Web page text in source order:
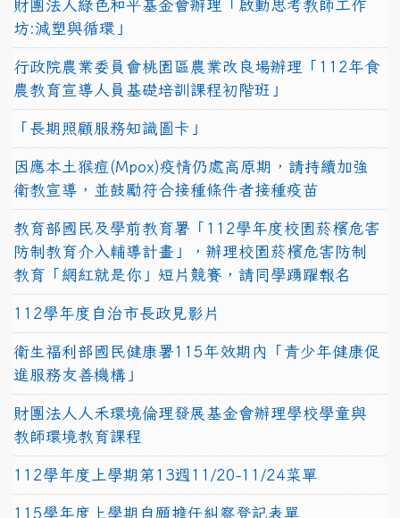
財團法人綠色和平基金會辦理「啟動思考教師工作
坊:減塑與循環」
行政院農業委員會桃園區農業改良場辦理「112年食
農教育宣導人員基礎培訓課程初階班」
「長期照顧服務知識圖卡」
因應本土猴痘(Mpox)疫情仍處高原期，請持續加強
衛教宣導，並鼓勵符合接種條件者接種疫苗
教育部國民及學前教育署「112學年度校園菸檳危害
防制教育介入輔導計畫」，辦理校園菸檳危害防制
教育「網紅就是你」短片競賽，請同學踴躍報名
112學年度自治市長政見影片
衛生福利部國民健康署115年效期內「青少年健康促
進服務友善機構」
財團法人人禾環境倫理發展基金會辦理學校學童與
教師環境教育課程
112學年度上學期第13週11/20-11/24菜單
115學年度上學期自願擔任糾察登記表單